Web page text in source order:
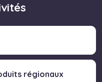
régionaux